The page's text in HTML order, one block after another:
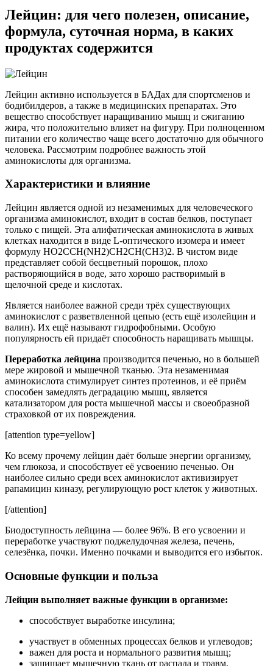
Лейцин: для чего полезен, описание,
формула, суточная норма, в каких
продуктах содержится
Лейцин активно используется в БАДах для спортсменов и
бодибилдеров, а также в медицинских препаратах. Это
вещество способствует наращиванию мышц и сжиганию
жира, что положительно влияет на фигуру. При полноценном
питании его количество чаще всего достаточно для обычного
человека. Рассмотрим подробнее важность этой
аминокислоты для организма.
Характеристики и влияние
Лейцин является одной из незаменимых для человеческого
организма аминокислот, входит в состав белков, поступает
только с пищей. Эта алифатическая аминокислота в живых
клетках находится в виде L-оптического изомера и имеет
формулу HO2CCH(NH2)CH2CH(CH3)2. В чистом виде
представляет собой бесцветный порошок, плохо
растворяющийся в воде, зато хорошо растворимый в
щелочной среде и кислотах.
Является наиболее важной среди трёх существующих
аминокислот с разветвленной цепью (есть ещё изолейцин и
валин). Их ещё называют гидрофобными. Особую
популярность ей придаёт способность наращивать мышцы.
Переработка лейцина производится печенью, но в большей
мере жировой и мышечной тканью. Эта незаменимая
аминокислота стимулирует синтез протеинов, и её приём
способен замедлять деградацию мышц, является
катализатором для роста мышечной массы и своеобразной
страховкой от их повреждения.
[attention type=yellow]
Ко всему прочему лейцин даёт больше энергии организму,
чем глюкоза, и способствует её усвоению печенью. Он
наиболее сильно среди всех аминокислот активизирует
рапамицин киназу, регулирующую рост клеток у животных.
[/attention]
Биодоступность лейцина — более 96%. В его усвоении и
переработке участвуют поджелудочная железа, печень,
селезёнка, почки. Именно почками и выводится его избыток.
Основные функции и польза
Лейцин выполняет важные функции в организме:
способствует выработке инсулина;
участвует в обменных процессах белков и углеводов;
важен для роста и нормального развития мышц;
защищает мышечную ткань от распада и травм,